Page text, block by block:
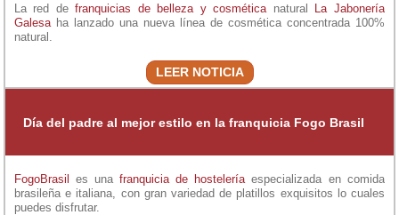
La red de franquicias de belleza y cosmética natural La Jabonería
Galesa ha lanzado una nueva línea de cosmética concentrada 100%
natural.
LEER NOTICIA
Día del padre al mejor estilo en la franquicia Fogo Brasil
FogoBrasil es una franquicia de hostelería especializada en comida
brasileña e italiana, con gran variedad de platillos exquisitos lo cuales
puedes disfrutar.